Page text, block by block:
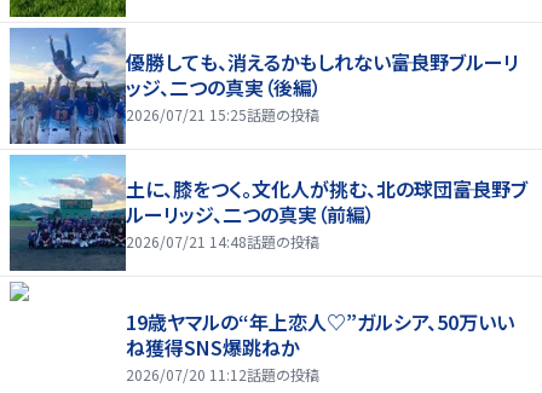
優勝しても、消えるかもしれない――富良野ブルーリ
ッジ、二つの真実（後編）
2026/07/21 15:25話題の投稿
土に、膝をつく。文化人が挑む、北の球団――富良野ブ
ルーリッジ、二つの真実（前編）
2026/07/21 14:48話題の投稿
19歳ヤマルの“年上恋人♡”ガルシア、50万いい
ね獲得SNS爆跳ねか
2026/07/20 11:12話題の投稿